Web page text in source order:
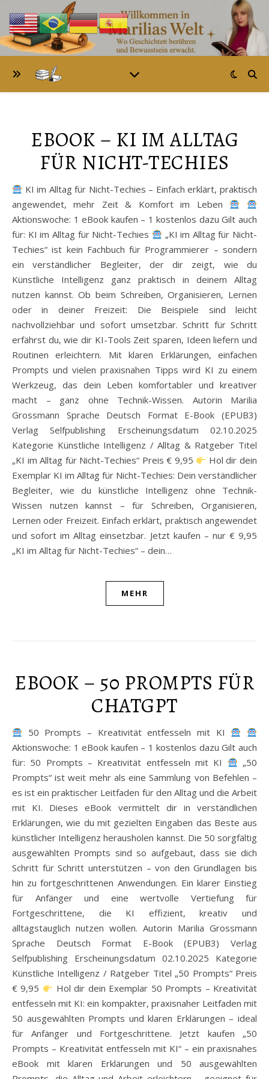
EBOOK – KI IM ALLTAG
FÜR NICHT-TECHIES
KI im Alltag für Nicht-Techies – Einfach erklärt, praktisch
angewendet, mehr Zeit & Komfort im Leben
Aktionswoche: 1 eBook kaufen – 1 kostenlos dazu Gilt auch
für: KI im Alltag für Nicht-Techies
„KI im Alltag für Nicht-
Techies“ ist kein Fachbuch für Programmierer – sondern
ein verständlicher Begleiter, der dir zeigt, wie du
Künstliche Intelligenz ganz praktisch in deinem Alltag
nutzen kannst. Ob beim Schreiben, Organisieren, Lernen
oder in deiner Freizeit: Die Beispiele sind leicht
nachvollziehbar und sofort umsetzbar. Schritt für Schritt
erfährst du, wie dir KI-Tools Zeit sparen, Ideen liefern und
Routinen erleichtern. Mit klaren Erklärungen, einfachen
Prompts und vielen praxisnahen Tipps wird KI zu einem
Werkzeug, das dein Leben komfortabler und kreativer
macht – ganz ohne Technik-Wissen. Autorin Marilia
Grossmann Sprache Deutsch Format E-Book (EPUB3)
Verlag Selfpublishing Erscheinungsdatum 02.10.2025
Kategorie Künstliche Intelligenz / Alltag & Ratgeber Titel
„KI im Alltag für Nicht-Techies“ Preis € 9,95
Hol dir dein
Exemplar KI im Alltag für Nicht-Techies: Dein verständlicher
Begleiter, wie du künstliche Intelligenz ohne Technik-
Wissen nutzen kannst – für Schreiben, Organisieren,
Lernen oder Freizeit. Einfach erklärt, praktisch angewendet
und sofort im Alltag einsetzbar. Jetzt kaufen – nur € 9,95
„KI im Alltag für Nicht-Techies“ – dein…
MEHR
EBOOK – 50 PROMPTS FÜR
CHATGPT
50 Prompts – Kreativität entfesseln mit KI
Aktionswoche: 1 eBook kaufen – 1 kostenlos dazu Gilt auch
für: 50 Prompts – Kreativität entfesseln mit KI
„50
Prompts“ ist weit mehr als eine Sammlung von Befehlen –
es ist ein praktischer Leitfaden für den Alltag und die Arbeit
mit KI. Dieses eBook vermittelt dir in verständlichen
Erklärungen, wie du mit gezielten Eingaben das Beste aus
künstlicher Intelligenz herausholen kannst. Die 50 sorgfältig
ausgewählten Prompts sind so aufgebaut, dass sie dich
Schritt für Schritt unterstützen – von den Grundlagen bis
hin zu fortgeschrittenen Anwendungen. Ein klarer Einstieg
für Anfänger und eine wertvolle Vertiefung für
Fortgeschrittene, die KI effizient, kreativ und
alltagstauglich nutzen wollen. Autorin Marilia Grossmann
Sprache Deutsch Format E-Book (EPUB3) Verlag
Selfpublishing Erscheinungsdatum 02.10.2025 Kategorie
Künstliche Intelligenz / Ratgeber Titel „50 Prompts“ Preis
€ 9,95
Hol dir dein Exemplar 50 Prompts – Kreativität
entfesseln mit KI: ein kompakter, praxisnaher Leitfaden mit
50 ausgewählten Prompts und klaren Erklärungen – ideal
für Anfänger und Fortgeschrittene. Jetzt kaufen „50
Prompts – Kreativität entfesseln mit KI“ – ein praxisnahes
eBook mit klaren Erklärungen und 50 ausgewählten